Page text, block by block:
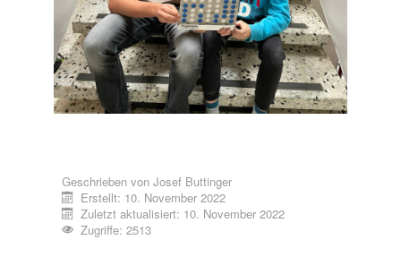
Geschrieben von Josef Buttinger
Erstellt: 10. November 2022
Zuletzt aktualisiert: 10. November 2022
Zugriffe: 2513